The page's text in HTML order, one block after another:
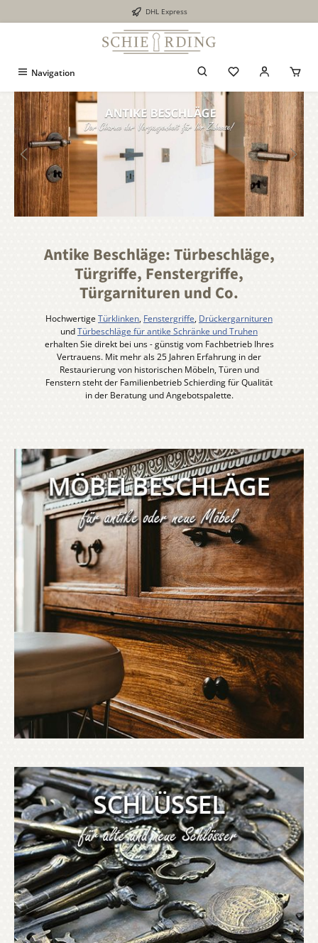
DHL Express
Navigation
Bildergalerie überspringen
Antike Beschläge: Türbeschläge,
Türgriffe, Fenstergriffe,
Türgarnituren und Co.
HochwertigeTürklinken, Fenstergriffe, Drückergarnituren
undTürbeschläge für antike Schränke und Truhen
erhalten Sie direkt bei uns - günstig vom Fachbetrieb Ihres
Vertrauens. Mit mehr als 25 Jahren Erfahrung in der
Restaurierung von historischen Möbeln, Türen und
Fenstern steht der Familienbetrieb Schierding für Qualität
in der Beratung und Angebotspalette.